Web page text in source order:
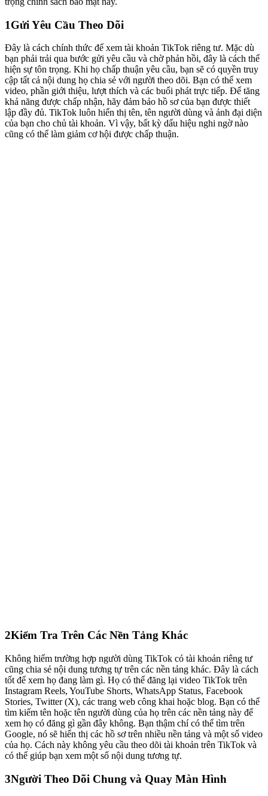
1Gửi Yêu Cầu Theo Dõi
Đây là cách chính thức để xem tài khoản TikTok riêng tư. Mặc dù
bạn phải trải qua bước gửi yêu cầu và chờ phản hồi, đây là cách thể
hiện sự tôn trọng. Khi họ chấp thuận yêu cầu, bạn sẽ có quyền truy
cập tất cả nội dung họ chia sẻ với người theo dõi. Bạn có thể xem
video, phần giới thiệu, lượt thích và các buổi phát trực tiếp. Để tăng
khả năng được chấp nhận, hãy đảm bảo hồ sơ của bạn được thiết
lập đầy đủ. TikTok luôn hiển thị tên, tên người dùng và ảnh đại diện
của bạn cho chủ tài khoản. Vì vậy, bất kỳ dấu hiệu nghi ngờ nào
cũng có thể làm giảm cơ hội được chấp thuận.
2Kiểm Tra Trên Các Nền Tảng Khác
Không hiếm trường hợp người dùng TikTok có tài khoản riêng tư
cũng chia sẻ nội dung tương tự trên các nền tảng khác. Đây là cách
tốt để xem họ đang làm gì. Họ có thể đăng lại video TikTok trên
Instagram Reels, YouTube Shorts, WhatsApp Status, Facebook
Stories, Twitter (X), các trang web công khai hoặc blog. Bạn có thể
tìm kiếm tên hoặc tên người dùng của họ trên các nền tảng này để
xem họ có đăng gì gần đây không. Bạn thậm chí có thể tìm trên
Google, nó sẽ hiển thị các hồ sơ trên nhiều nền tảng và một số video
của họ. Cách này không yêu cầu theo dõi tài khoản trên TikTok và
có thể giúp bạn xem một số nội dung tương tự.
3Người Theo Dõi Chung và Quay Màn Hình